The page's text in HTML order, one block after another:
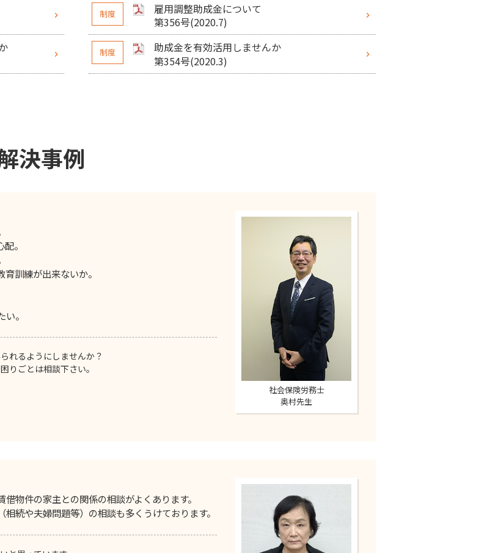
制度
雇用調整助成金について
第356号(2020.7)
制度
助成金を有効活用しませんか
第354号(2020.3)
決事例
。
訓練が出来ないか。
。
れるようにしませんか？
りごとは相談下さい。
社会保険労務士
奥村先生
物件の家主との関係の相談がよくあります。
続や夫婦問題等）の相談も多くうけております。